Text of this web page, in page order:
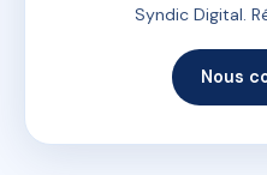
Syndic Digital.
Nous